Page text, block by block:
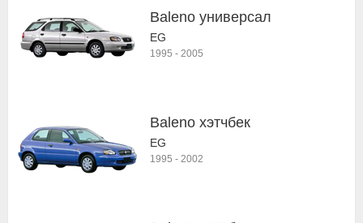
Baleno универсал
EG
1995 - 2005
Baleno хэтчбек
EG
1995 - 2002